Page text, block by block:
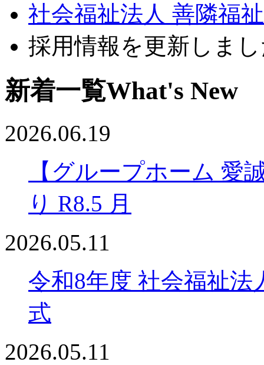
社会福祉法人 善隣福
採用情報を更新しま
新着一覧What's New
2026.06.19
【グループホーム 愛
り R8.5 月
2026.05.11
令和8年度 社会福祉法
式
2026.05.11